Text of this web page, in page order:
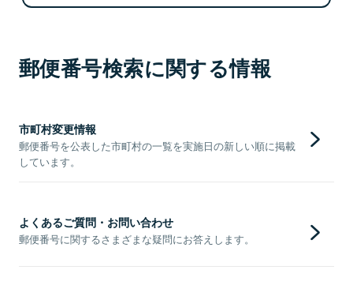
郵便番号検索に関する情報
市町村変更情報
郵便番号を公表した市町村の一覧を実施日の新しい順に掲載
しています。
よくあるご質問・お問い合わせ
郵便番号に関するさまざまな疑問にお答えします。